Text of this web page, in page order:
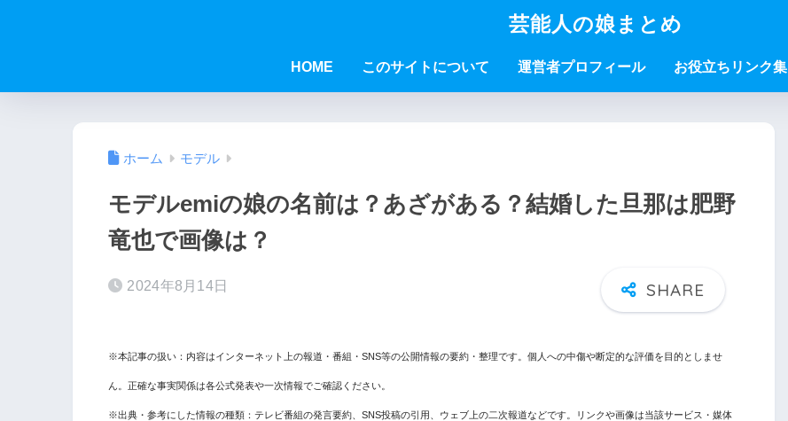
芸能人の娘まとめ
HOME このサイトについて 運営者プロフィール お役立ちリンク集
ホーム モデル
モデルemiの娘の名前は？あざがある？結婚した旦那は肥野
竜也で画像は？
2024年8月14日
※本記事の扱い：内容はインターネット上の報道・番組・SNS等の公開情報の要約・整理です。個人への中傷や断定的な評価を目的としませ
ん。正確な事実関係は各公式発表や一次情報でご確認ください。
※出典・参考にした情報の種類：テレビ番組の発言要約、SNS投稿の引用、ウェブ上の二次報道などです。リンクや画像は当該サービス・媒体